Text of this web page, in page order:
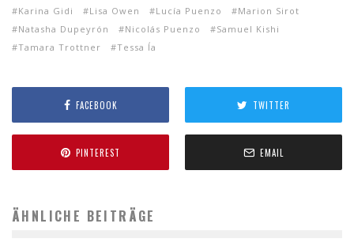
Karina Gidi
Lisa Owen Lucía Puenzo
Marion Sirot
Natasha Dupeyrón
Nicolás Puenzo
Samuel Kishi
Tamara Trottner
Tessa Ía
FACEBOOK TWITTER
PINTEREST EMAIL
ÄHNLICHE BEITRÄGE